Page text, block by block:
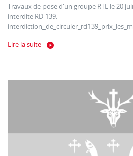
Travaux de pose d'un groupe RTE le 20
interdite RD 139.
Lire la suite